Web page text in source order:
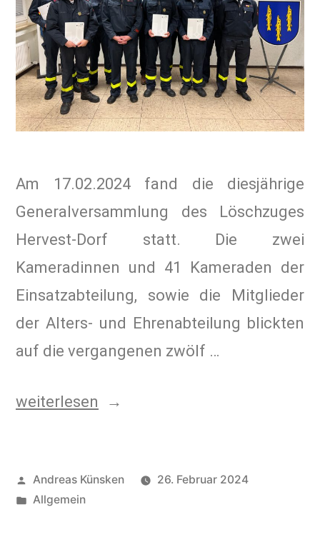
Am 17.02.2024 fand die diesjährige
Generalversammlung des Löschzuges
Hervest-Dorf statt. Die zwei
Kameradinnen und 41 Kameraden der
Einsatzabteilung, sowie die Mitglieder
der Alters- und Ehrenabteilung blickten
auf die vergangenen zwölf …
weiterlesen
Andreas Künsken
26. Februar 2024
Allgemein